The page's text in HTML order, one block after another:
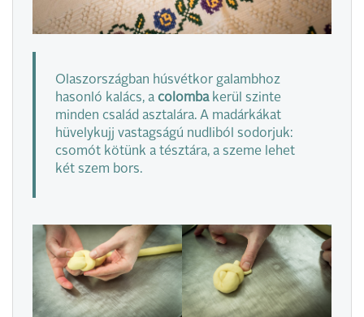
Olaszországban húsvétkor galambhoz
hasonló kalács, a colombakerül szinte
minden család asztalára. A madárkákat
hüvelykujj vastagságú nudliból sodorjuk:
csomót kötünk a tésztára, a szeme lehet
két szem bors.